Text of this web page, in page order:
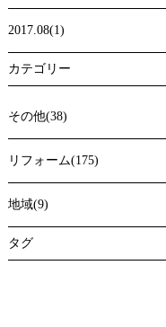
2017.08(1)
カテゴリー
その他(38)
リフォーム(175)
地域(9)
タグ